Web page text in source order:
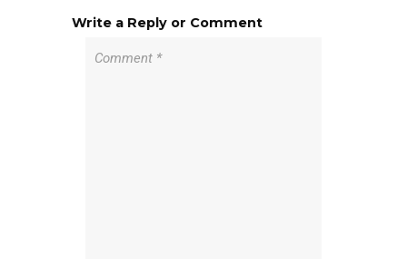
Write a Reply or Comment